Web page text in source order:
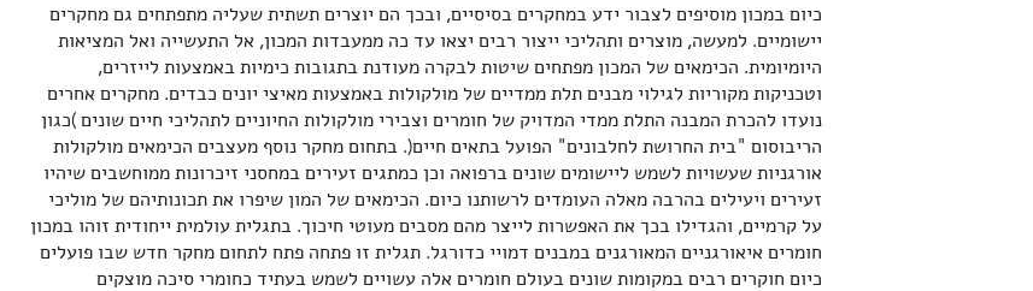
כיום במכון מוסיפים לצבור ידע במחקרים בסיסיים, ובכך הם יוצרים תשתית שעליה מתפתחים גם מחקרים
יישומיים. למעשה, מוצרים ותהליכי ייצור רבים יצאו עד כה ממעבדות המכון, אל התעשייה ואל המציאות
היומיומית. הכימאים של המכון מפתחים שיטות לבקרה מעודנת בתגובות כימיות באמצעות לייזרים,
וטכניקות מקוריות לגילוי מבנים תלת ממדיים של מולקולות באמצעות מאיצי יונים כבדים. מחקרים אחרים
נועדו להכרת המבנה התלת ממדי המדויק של חומרים וצבירי מולקולות החיוניים לתהליכי חיים שונים )כגון
הריבוסום "בית החרושת לחלבונים" הפועל בתאים חיים(. בתחום מחקר נוסף מעצבים הכימאים מולקולות
אורגניות שעשויות לשמש ליישומים שונים ברפואה וכן כמתגים זעירים במחסני זיכרונות ממוחשבים שיהיו
זעירים ויעילים בהרבה מאלה העומדים לרשותנו כיום. הכימאים של המון שיפרו את תכונותיהם של מוליכי
על קרמיים, והגדילו בכך את האפשרות לייצר מהם מסבים מעוטי חיכוך. בתגלית עולמית ייחודית זוהו במכון
חומרים איאורגניים המאורגנים במבנים דמויי כדורגל. תגלית זו פתחה פתח לתחום מחקר חדש שבו פועלים
כיום חוקרים רבים במקומות שונים בעולם חומרים אלה עשויים לשמש בעתיד כחומרי סיכה מוצקים